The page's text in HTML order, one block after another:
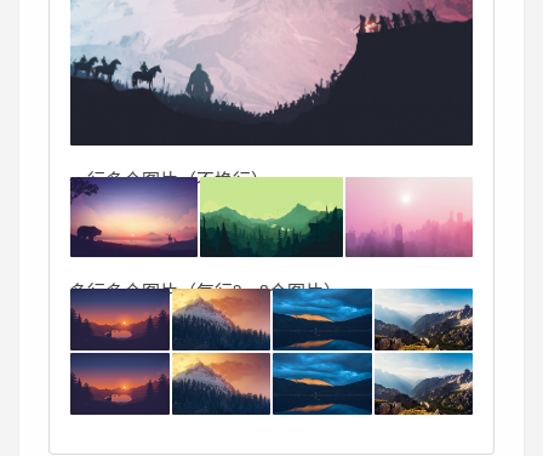
一行多个图片（不换行）
多行多个图片（每行2～8个图片）